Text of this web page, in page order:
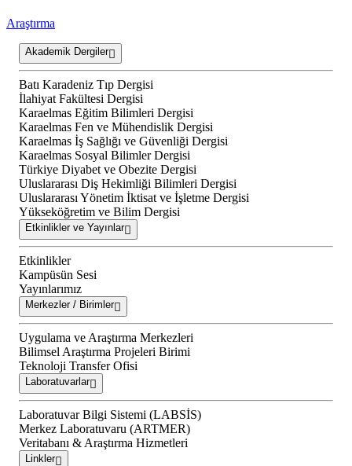
Araştırma
Akademik Dergiler
Batı Karadeniz Tıp Dergisi
İlahiyat Fakültesi Dergisi
Karaelmas Eğitim Bilimleri Dergisi
Karaelmas Fen ve Mühendislik Dergisi
Karaelmas İş Sağlığı ve Güvenliği Dergisi
Karaelmas Sosyal Bilimler Dergisi
Türkiye Diyabet ve Obezite Dergisi
Uluslararası Diş Hekimliği Bilimleri Dergisi
Uluslararası Yönetim İktisat ve İşletme Dergisi
Yükseköğretim ve Bilim Dergisi
Etkinlikler ve Yayınlar
Etkinlikler
Kampüsün Sesi
Yayınlarımız
Merkezler / Birimler
Uygulama ve Araştırma Merkezleri
Bilimsel Araştırma Projeleri Birimi
Teknoloji Transfer Ofisi
Laboratuvarlar
Laboratuvar Bilgi Sistemi (LABSİS)
Merkez Laboratuvaru (ARTMER)
Veritabanı & Araştırma Hizmetleri
Linkler